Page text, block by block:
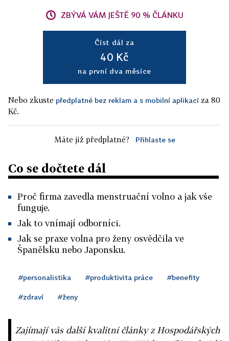
ZBÝVÁ VÁM JEŠTĚ 90 % ČLÁNKU
Číst dál za
40 Kč
na první dva měsíce
Nebo zkuste předplatné bez reklam a s mobilní aplikací za 80
Kč.
Máte již předplatné? Přihlaste se
Co se dočtete dál
Proč firma zavedla menstruační volno a jak vše
funguje.
Jak to vnímají odborníci.
Jak se praxe volna pro ženy osvědčila ve
Španělsku nebo Japonsku.
#personalistika #produktivita práce #benefity
#zdraví #ženy
Zajímají vás další kvalitní články z Hospodářských